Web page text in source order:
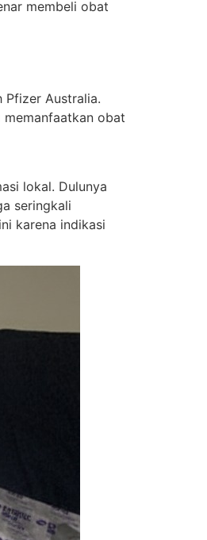
membeli obat
Australia.
obat
lokal. Dulunya
seringkali
karena indikasi